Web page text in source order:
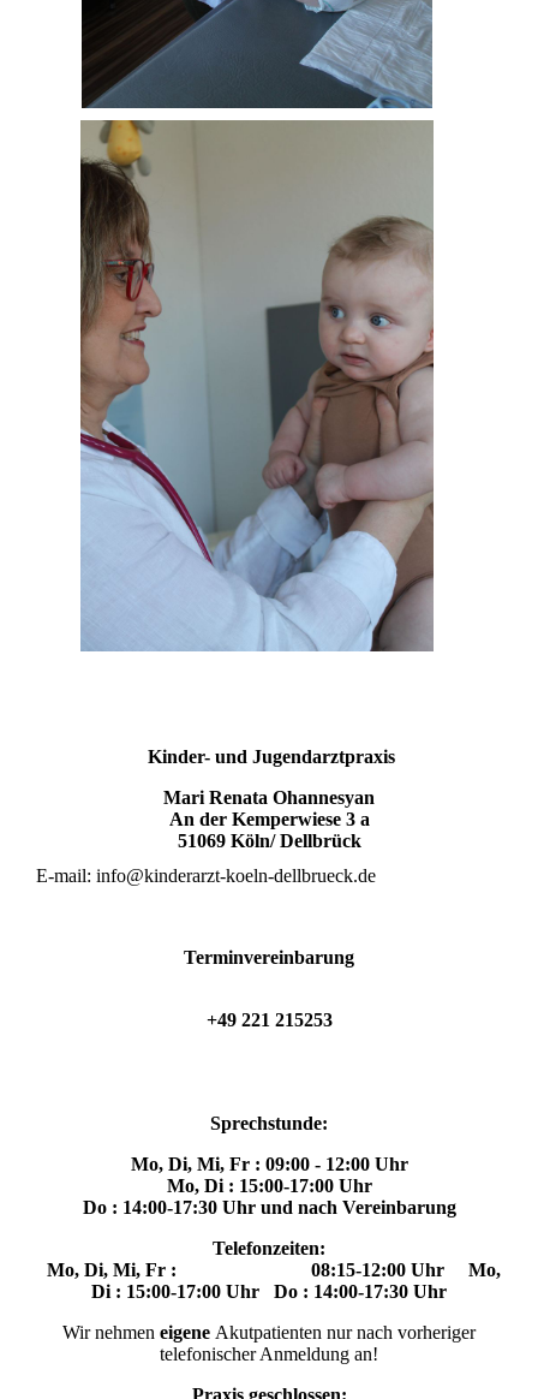
Kinder- und Jugendarztpraxis
Mari Renata Ohannesyan
An der Kemperwiese 3 a
51069 Köln/ Dellbrück
E-mail: info@kinderarzt-koeln-dellbrueck.de
Terminvereinbarung
+49 221 215253
Sprechstunde:
Mo, Di, Mi, Fr : 09:00 - 12:00 Uhr
Mo, Di : 15:00-17:00 Uhr
Do : 14:00-17:30 Uhr und nach Vereinbarung
Telefonzeiten:
Mo, Di, Mi, Fr : 08:15-12:00 Uhr Mo,
Di : 15:00-17:00 Uhr Do : 14:00-17:30 Uhr
Wir nehmen eigene Akutpatienten nur nach vorheriger
telefonischer Anmeldung an!